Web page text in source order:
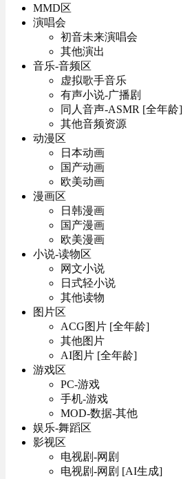
MMD区
演唱会
初音未来演唱会
其他演出
音乐-音频区
虚拟歌手音乐
有声小说-广播剧
同人音声-ASMR [全年龄]
其他音频资源
动漫区
日本动画
国产动画
欧美动画
漫画区
日韩漫画
国产漫画
欧美漫画
小说-读物区
网文小说
日式轻小说
其他读物
图片区
ACG图片 [全年龄]
其他图片
AI图片 [全年龄]
游戏区
PC-游戏
手机-游戏
MOD-数据-其他
娱乐-舞蹈区
影视区
电视剧-网剧
电视剧-网剧 [AI生成]